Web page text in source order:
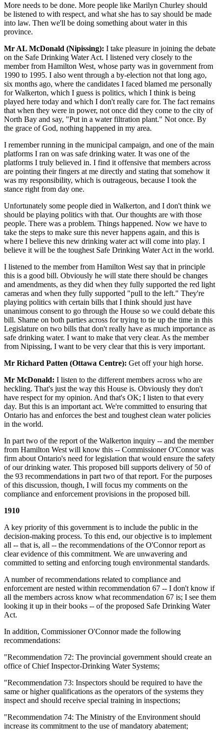
More needs to be done. More people like Marilyn Churley should
be listened to with respect, and what she has to say should be made
into law. Then we'll be doing something about water in this
province.
Mr AL McDonald (Nipissing): I take pleasure in joining the debate
on the Safe Drinking Water Act. I listened very closely to the
member from Hamilton West, whose party was in government from
1990 to 1995. I also went through a by-election not that long ago,
six months ago, where the candidates I faced blamed me personally
for Walkerton, which I guess is politics, which I think is being
played here today and which I don't really care for. The fact remains
that when they were in power, not once did they come to the city of
North Bay and say, "Put in a water filtration plant." Not once. By
the grace of God, nothing happened in my area.
I remember running in the municipal campaign, and one of the main
platforms I ran on was safe drinking water. It was one of the
platforms I truly believed in. I find it offensive that members across
are pointing their fingers at me directly and stating that somehow it
was my responsibility, which is outrageous, because I took the
stance right from day one.
Unfortunately some people died in Walkerton, and I don't think we
should be playing politics with that. Our thoughts are with those
people. There was a problem. Things happened. Now we have to
take the steps to make sure this never happens again, and this is
where I believe this new drinking water act will come into play. I
believe it will be the toughest Safe Drinking Water Act in the world.
I listened to the member from Hamilton West say that in principle
this is a good bill. Obviously he will state there should be changes
and amendments, as they did when they fully supported the red light
cameras and when they fully supported "pull to the left." They're
playing politics with certain bills that I think should just have
unanimous consent to go through the House so we could debate this
bill. Shame on both parties across for trying to tie up the time in this
Legislature on two bills that don't really have as much importance as
safe drinking water. I want to make that very clear. As the member
from Nipissing, I want to be very clear that this is very important.
Mr Richard Patten (Ottawa Centre): Get off your high horse.
Mr McDonald: I listen to the different members across who are
heckling. That's just the way this House is. Obviously they don't
have respect for my opinion. And that's OK; I listen to that every
day. But this is an important act. We're committed to ensuring that
Ontario has and enforces the best and toughest clean water policies
in the world.
In part two of the report of the Walkerton inquiry -- and the member
from Hamilton West will know this -- Commissioner O'Connor was
firm about Ontario's need for legislation that would ensure the safety
of our drinking water. This proposed bill supports delivery of 50 of
the 93 recommendations in part two of that report. For the purposes
of this discussion, though, I will focus my comments on the
compliance and enforcement provisions in the proposed bill.
1910
A key priority of this government is to include the public in the
decision-making process. To this end, our objective is to implement
all -- that is, all -- the recommendations of the O'Connor report as
clear evidence of this commitment. We are unwavering and
committed to setting and enforcing tough environmental standards.
A number of recommendations related to compliance and
enforcement are nested within recommendation 67 -- I don't know if
all the members across know what recommendation 67 is; I see them
looking it up in their books -- of the proposed Safe Drinking Water
Act.
In addition, Commissioner O'Connor made the following
recommendations:
"Recommendation 72: The provincial government should create an
office of Chief Inspector-Drinking Water Systems;
"Recommendation 73: Inspectors should be required to have the
same or higher qualifications as the operators of the systems they
inspect and should receive special training in inspections;
"Recommendation 74: The Ministry of the Environment should
increase its commitment to the use of mandatory abatement;